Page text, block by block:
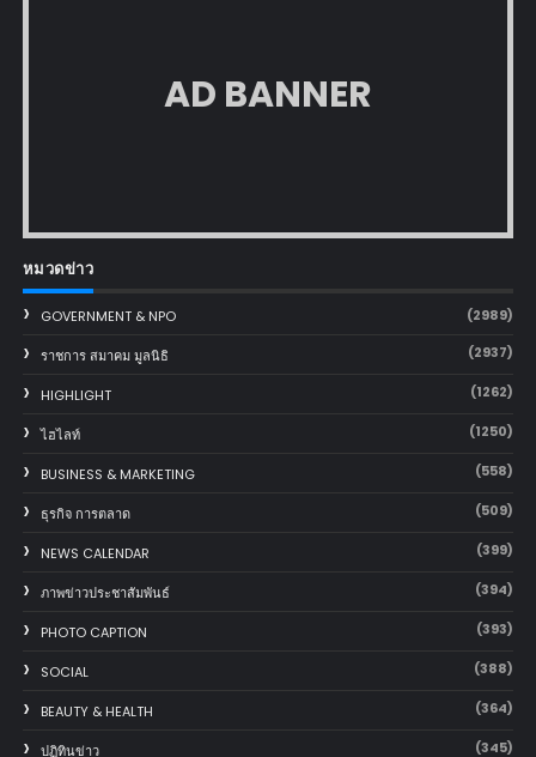
AD BANNER
หมวดข่าว
GOVERNMENT & NPO (2989)
ราชการ สมาคม มูลนิธิ (2937)
HIGHLIGHT (1262)
ไฮไลท์ (1250)
BUSINESS & MARKETING (558)
ธุรกิจ การตลาด (509)
NEWS CALENDAR (399)
ภาพข่าวประชาสัมพันธ์ (394)
PHOTO CAPTION (393)
SOCIAL (388)
BEAUTY & HEALTH (364)
ปฏิทินข่าว (345)